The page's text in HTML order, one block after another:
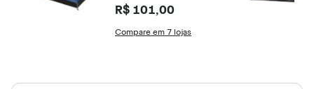
R$ 101,00
Compare em 7 lojas